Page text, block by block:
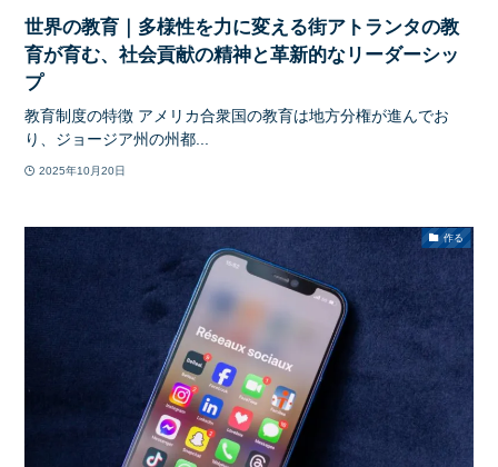
世界の教育｜多様性を力に変える街アトランタの教
育が育む、社会貢献の精神と革新的なリーダーシッ
プ
教育制度の特徴 アメリカ合衆国の教育は地方分権が進んでお
り、ジョージア州の州都...
2025年10月20日
作る